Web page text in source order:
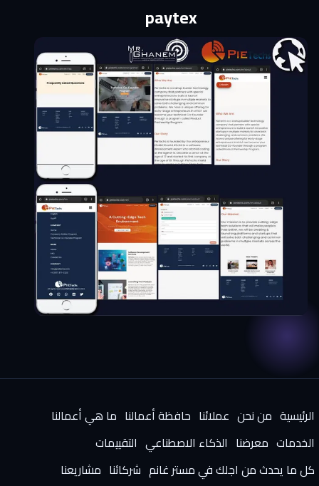
paytex
الرئيسية من نحن عملائنا حافظة أعمالنا ما هي أعمالنا
الخدمات معرضنا الذكاء الاصطناعي التقييمات
كل ما يحدث من اجلك في مستر غانم شركائنا مشاريعنا